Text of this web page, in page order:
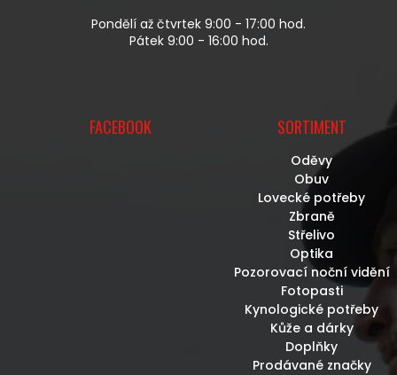
P
I
Pondělí až čtvrtek 9:00 - 17:00 hod.
Pátek 9:00 - 16:00 hod.
FACEBOOK SORTIMENT
Oděvy
Obuv
Lovecké potřeby
Zbraně
Střelivo
Optika
Pozorovací noční vidění
Fotopasti
Kynologické potřeby
Kůže a dárky
Doplňky
Prodávané značky